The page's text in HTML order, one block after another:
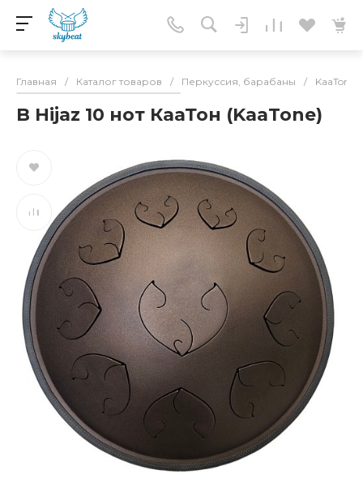
Главная / Каталог товаров / Перкуссия, барабаны /
B Hijaz 10 нот КааТон (KaaTone)